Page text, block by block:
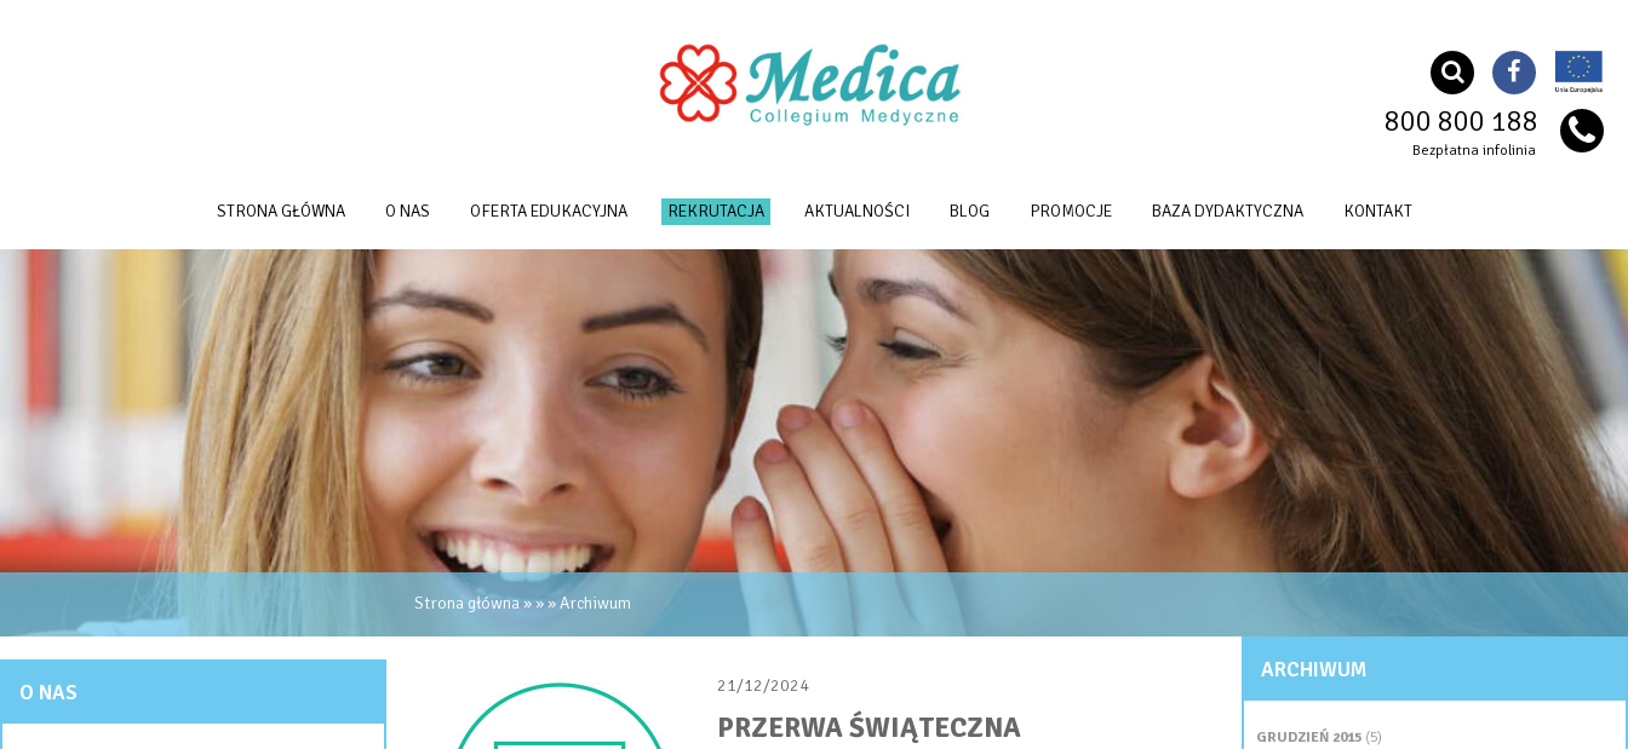
800 800 188
Bezpłatna infolinia
STRONA GŁÓWNA O NAS OFERTA EDUKACYJNA REKRUTACJA AKTUALNOŚCI BLOG PROMOCJE BAZA DYDAKTYCZNA KONTAKT
Strona główna»» »Archiwum
O NAS 21/12/2024
PRZERWA ŚWIĄTECZNA
ARCHIWUM
GRUDZIEŃ 2015 (5)